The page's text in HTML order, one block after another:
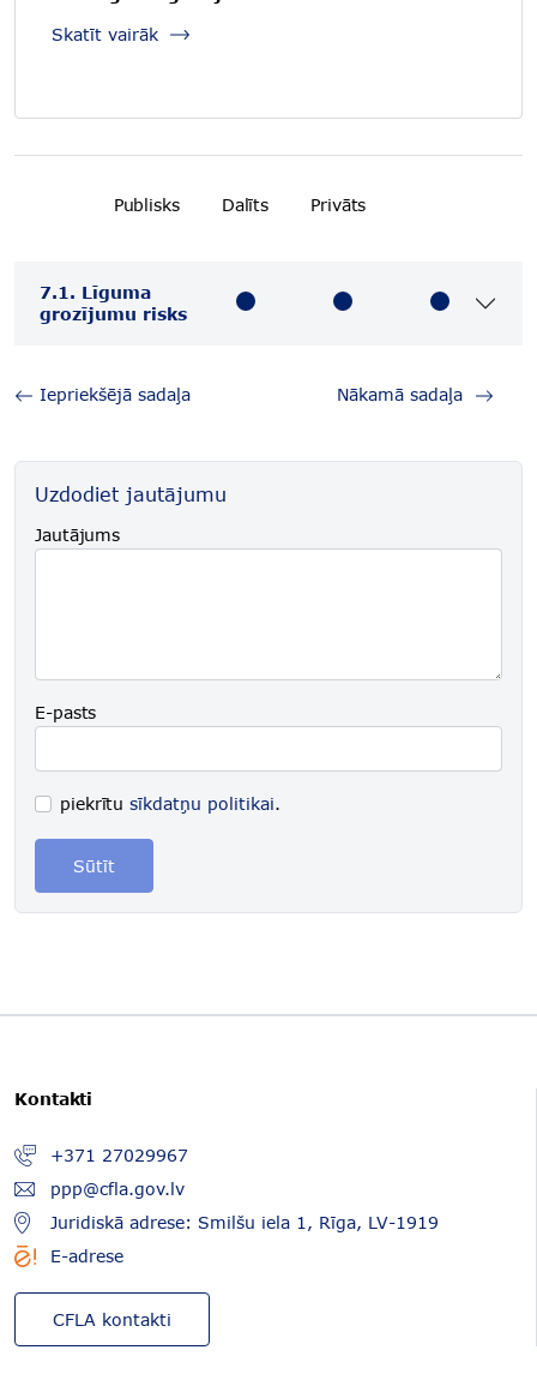
Skatīt vairāk
Publisks Dalīts Privāts
7.1. Līguma
grozījumu risks
Iepriekšējā sadaļa Nākamā sadaļa
Uzdodiet jautājumu
Jautājums
E-pasts
piekrītusīkdatņu politikai.
Sūtīt
Kontakti
+371 27029967
ppp@cfla.gov.lv
Juridiskā adrese: Smilšu iela 1, Rīga, LV-1919
E-adrese
CFLA kontakti